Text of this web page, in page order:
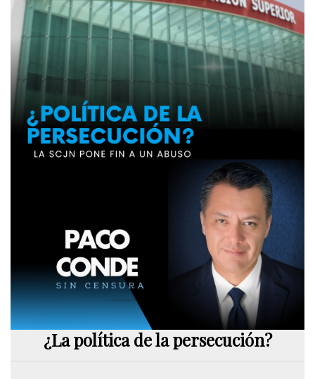
¿La política de la persecución?